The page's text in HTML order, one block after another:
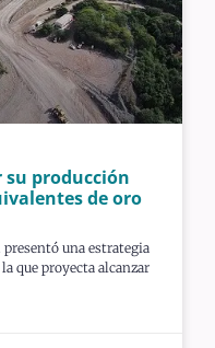
su producción
de oro
una estrategia
que proyecta alcanzar